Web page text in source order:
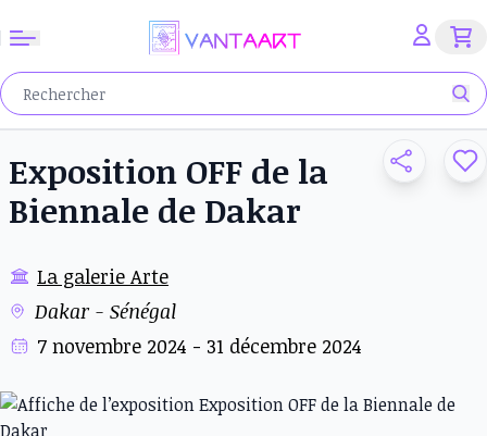
Exposition OFF de la
Biennale de Dakar
La galerie Arte
Dakar - Sénégal
7 novembre 2024 - 31 décembre 2024